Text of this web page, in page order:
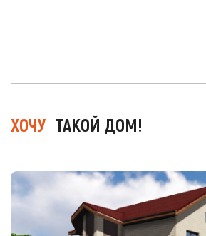
ХОЧУ ТАКОЙ ДОМ!